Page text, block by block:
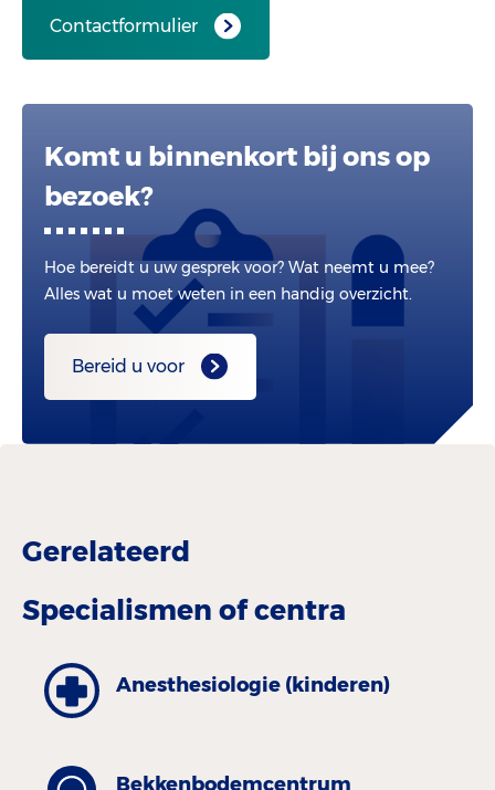
Contactformulier
Komt u binnenkort bij ons op
bezoek?
Hoe bereidt u uw gesprek voor? Wat neemt u mee?
Alles wat u moet weten in een handig overzicht.
Bereid u voor
Gerelateerd
Specialismen of centra
Anesthe­siologie (kinderen)
Bekkenbodemcentrum